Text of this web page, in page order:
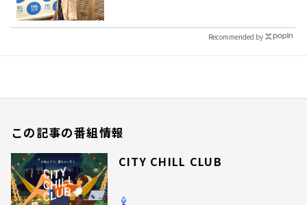
Recommended by
この記事の番組情報
CITY CHILL CLUB